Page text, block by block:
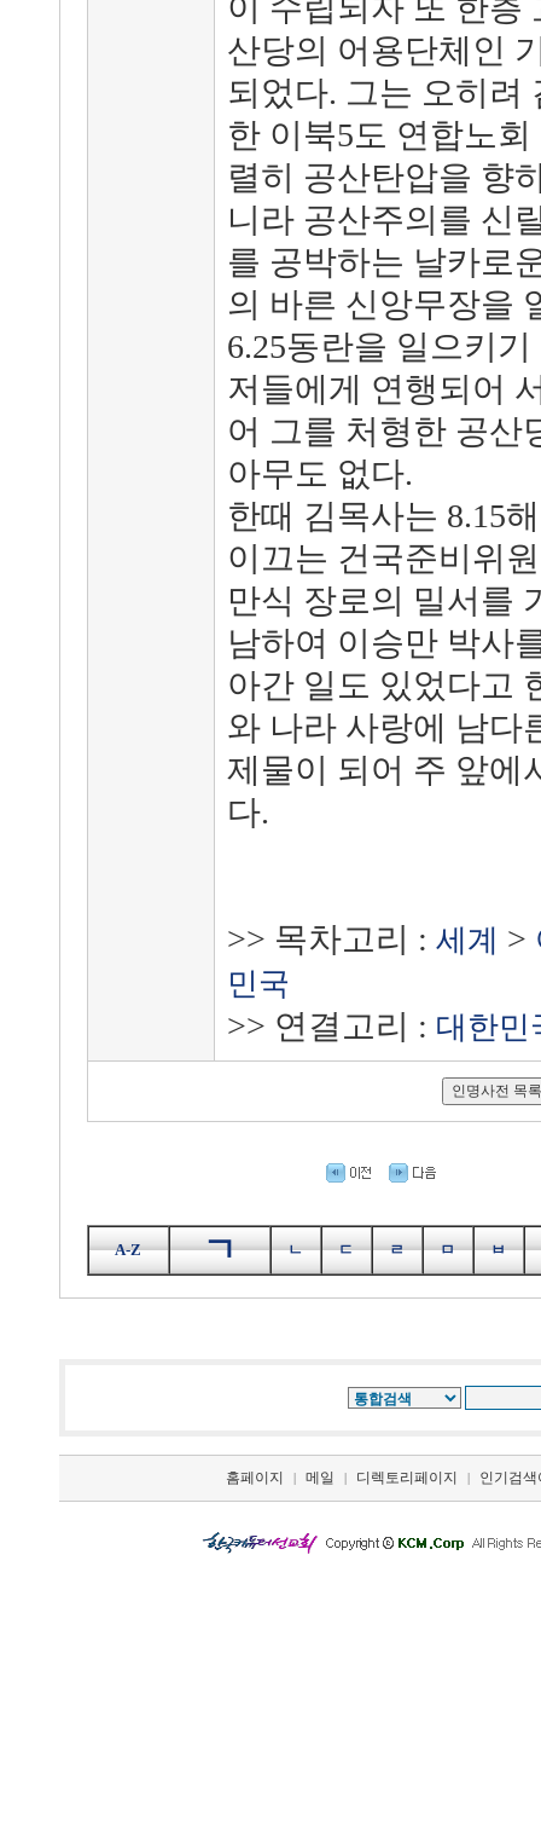
이 수립되자 또 한층
산당의 어용단체인
되었다. 그는 오히려
한 이북5도 연합노
렬히 공산탄압을 향
니라 공산주의를 신
를 공박하는 날카로
의 바른 신앙무장을
6.25동란을 일으키
저들에게 연행되어
어 그를 처형한 공산
아무도 없다.
한때 김목사는 8.15
이끄는 건국준비위
만식 장로의 밀서를
남하여 이승만 박사
아간 일도 있었다고
와 나라 사랑에 남다
제물이 되어 주 앞에
다.
>> 목차고리 : 세계 >
민국
>> 연결고리 : 대한민
A-Z ㄱ ㄴ ㄷ ㄹ ㅁ ㅂ
홈페이지 | 메일 | 디렉토리페이지 | 인기검색